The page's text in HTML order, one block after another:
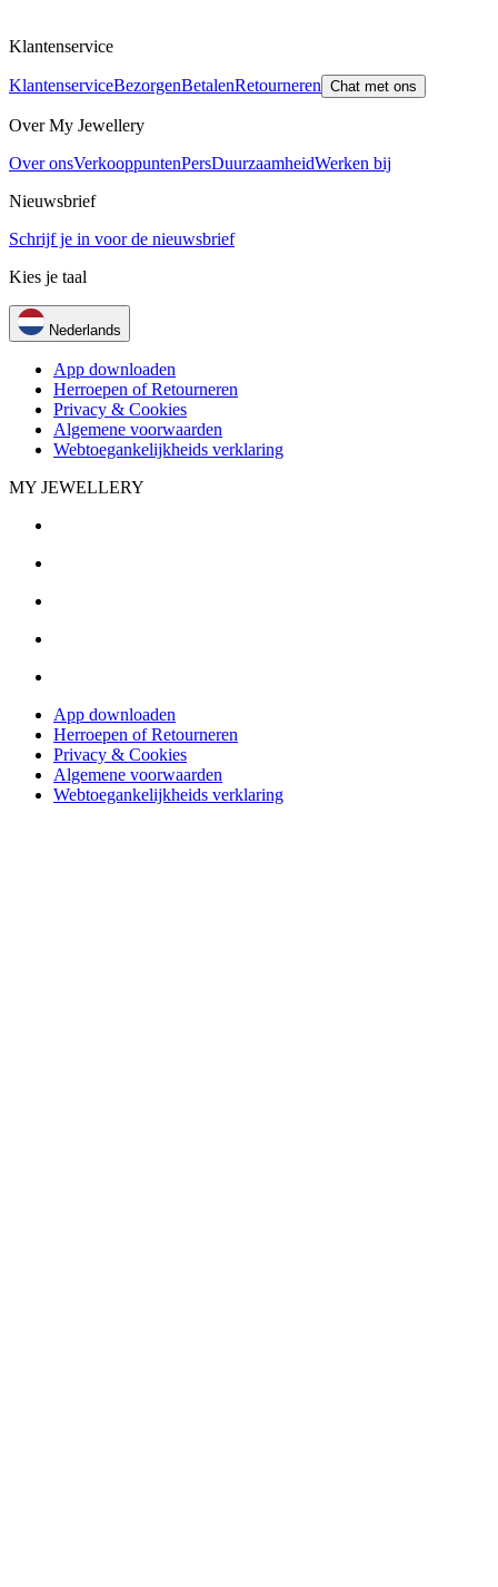
Klantenservice
KlantenserviceBezorgenBetalenRetourneren Chat met ons
Over My Jewellery
Over onsVerkooppuntenPersDuurzaamheidWerken bij
Nieuwsbrief
Schrijf je in voor de nieuwsbrief
Kies je taal
Nederlands
App downloaden
Herroepen of Retourneren
Privacy & Cookies
Algemene voorwaarden
Webtoegankelijkheids verklaring
MY JEWELLERY
App downloaden
Herroepen of Retourneren
Privacy & Cookies
Algemene voorwaarden
Webtoegankelijkheids verklaring